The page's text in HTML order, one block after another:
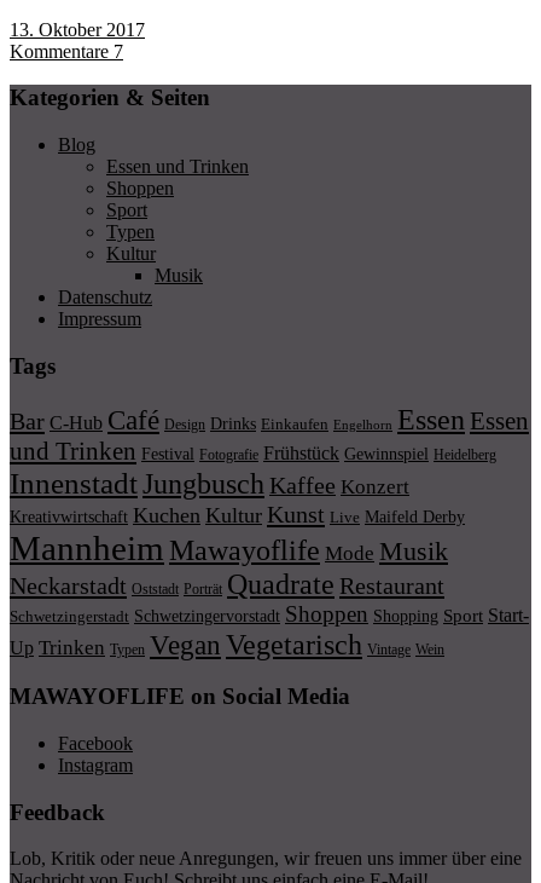
13. Oktober 2017
Kommentare 7
Kategorien & Seiten
Blog
Essen und Trinken
Shoppen
Sport
Typen
Kultur
Musik
Datenschutz
Impressum
Tags
Bar C-Hub Café Design Drinks Einkaufen Engelhorn Essen Essen
und Trinken Festival Fotografie Frühstück Gewinnspiel Heidelberg
InnenstadtJungbusch Kaffee Konzert
Kreativwirtschaft Kuchen Kultur Kunst Live Maifeld Derby
Mannheim Mawayoflife Mode Musik
Neckarstadt Oststadt Porträt Quadrate Restaurant
Schwetzingerstadt Schwetzingervorstadt Shoppen Shopping Sport Start-
Up Trinken Typen Vegan Vegetarisch Vintage Wein
MAWAYOFLIFE on Social Media
Facebook
Instagram
Feedback
Lob, Kritik oder neue Anregungen, wir freuen uns immer über eine